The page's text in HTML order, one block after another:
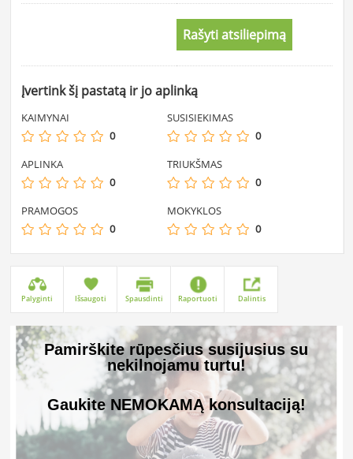
Rašyti atsiliepimą
Įvertink šį pastatą ir jo aplinką
KAIMYNAI
0
SUSISIEKIMAS
0
APLINKA
0
TRIUKŠMAS
0
PRAMOGOS
0
MOKYKLOS
0
Palyginti Išsaugoti Spausdinti Raportuoti Dalintis
Pamirškite rūpesčius susijusius su
nekilnojamu turtu!
Gaukite NEMOKAMĄ konsultaciją!